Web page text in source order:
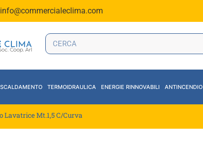
info@commercialeclima.com
TERMOIDRAULICA ENERGIE RINNOVABILI ANTINCENDIO
Lavatrice Mt.1,5 C/Curva